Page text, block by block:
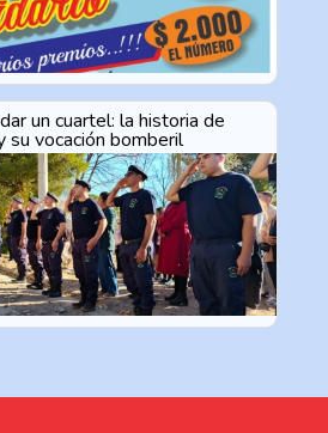
un cuartel: la historia de
su vocación bomberil